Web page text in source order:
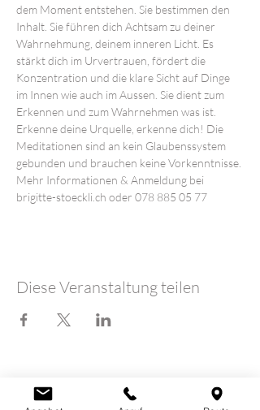
dem Moment entstehen. Sie bestimmen den
Inhalt. Sie führen dich Achtsam zu deiner
Wahrnehmung, deinem inneren Licht. Es
stärkt dich im Urvertrauen, fördert die
Konzentration und die klare Sicht auf Dinge
im Innen wie auch im Aussen. Sie dient zum
Erkennen und zum Wahrnehmen was ist.
Erkenne deine Urquelle, erkenne dich! Die
Meditationen sind an kein Glaubenssystem
gebunden und brauchen keine Vorkenntnisse.
Mehr Informationen & Anmeldung bei
brigitte-stoeckli.ch oder 078 885 05 77
Diese Veranstaltung teilen
LOTUSHERZ - Praxis